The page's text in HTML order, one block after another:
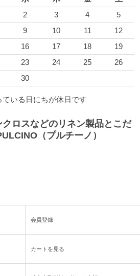
2 3 4
5
9 10 11
12
16 17 18
19
23 24 25
26
30
ている日にちが休日です
ロスなどのリネン製品とこだ
（プルチーノ）
会員登録
カートを見る